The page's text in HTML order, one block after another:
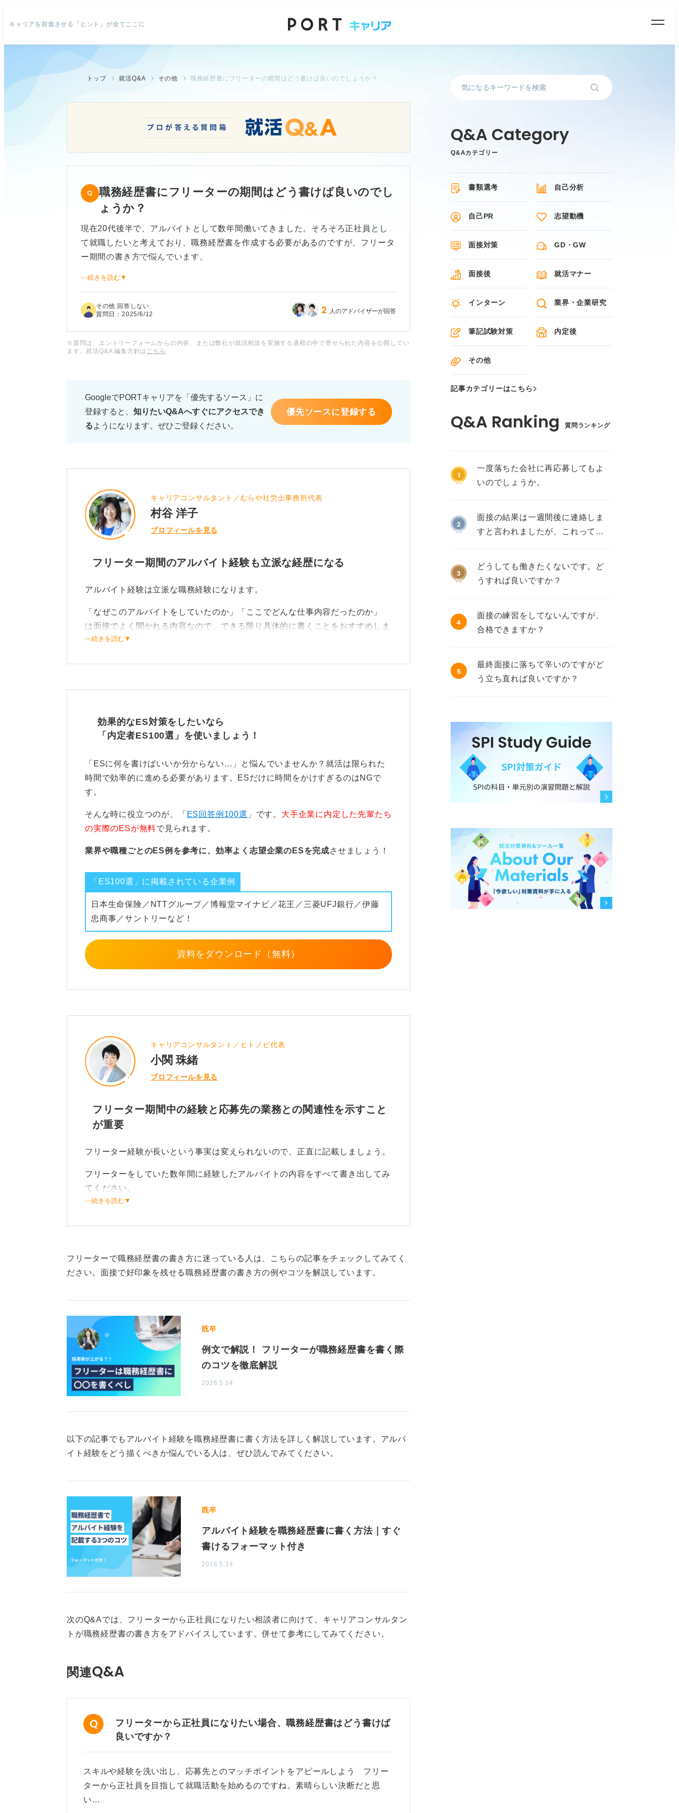
キャリアを前進させる「ヒント」が全てここに
トップ 就活Q&A その他 職務経歴書にフリーターの期間はどう書けば良いのでしょうか？
職務経歴書にフリーターの期間はどう書けば良いのでし
ょうか？
現在20代後半で、アルバイトとして数年間働いてきました。そろそろ正社員とし
て就職したいと考えており、職務経歴書を作成する必要があるのですが、フリータ
ー期間の書き方で悩んでいます。
ーター期間が長かった場合、その理由についても触れるべきか悩んでいます。
す。
⋯続きを読む▼
その他 回答しない
質問日：2025/6/12 2 人のアドバイザーが回答
※質問は、エントリーフォームからの内容、または弊社が就活相談を実施する過程の中で寄せられた内容を公開してい
ます。就活Q&A 編集方針は こちら
GoogleでPORTキャリアを「優先するソース」に
登録すると、 知りたいQ&Aへすぐにアクセスでき
るようになります。ぜひご登録ください。
優先ソースに登録する
キャリアコンサルタント／むらや社労士事務所代表
村谷 洋子
プロフィールを見る
フリーター期間のアルバイト経験も立派な経歴になる
アルバイト経験は立派な職務経験になります。
「なぜこのアルバイトをしていたのか」「ここでどんな仕事内容だったのか」
は面接でよく聞かれる内容なので、できる限り具体的に書くことをおすすめしま
す。
もしアルバイト経験が多すぎて書ききれない場合は、すべてを書く必要はありま
せて記載しましょう。
また、情報開示はできるだけしたほうが良いと私は思います。特に、何か成果を
上げた経験があれば積極的にアピールすべきです。
もし長く勤務していたアルバイトがあれば、それもアピールポイントになりま
す。たとえば、長く続けた理由として、以下のような理由に自分なりのエピソー
ドを交えて伝えられると好印象ですね。
・やりがいを感じていた
フリーターだったことを気にしすぎず、アルバイト経験を強みとしてしっかりア
ピールできるよう準備しましょう。
⋯続きを読む▼
効果的なES対策をしたいなら
「内定者ES100選」を使いましょう！
「ESに何を書けばいいか分からない…」と悩んでいませんか？就活は限られた
時間で効率的に進める必要があります。ESだけに時間をかけすぎるのはNGで
す。
そんな時に役立つのが、「 ES回答例100選 」です。 大手企業に内定した先輩たち
の実際のESが無料で見られます。
業界や職種ごとのES例を参考に、効率よく志望企業のESを完成させましょう！
「ES100選」に掲載されている企業例
日本生命保険／NTTグループ／博報堂マイナビ／花王／三菱UFJ銀行／伊藤
忠商事／サントリーなど！
資料をダウンロード（無料）
キャリアコンサルタント／ヒトノビ代表
小関 珠緒
プロフィールを見る
フリーター期間中の経験と応募先の業務との関連性を示すこと
が重要
フリーター経験が長いという事実は変えられないので、正直に記載しましょう。
フリーターをしていた数年間に経験したアルバイトの内容をすべて書き出してみ
てください。
多かったり、パソコン作業が多かったりなど、傾向や共通点が見えてくると思い
仮に、居酒屋、喫茶店、アパレルなど複数の接客業を経験していれば、「人と臆
せずコミュニケーションが取れる」という強みを持っている可能性が高いです。
質問者さん自身の経験を振り返り、どのような仕事内容が多かったか、何が得意
だったかを分析して自分の強みを見つけてみましょう。
これまでの経験から自分の隠れた強みを洗い出しアピールにつなげよ
う
ない、どのようなスキルが身に付いたかを書いていきましょう。
短いものは省略しても構いませんが、たとえば接客業で合計何年といった形でま
とめて記載することも可能です。
何気なく選んでいたアルバイトにも、実はあなたの強みが隠されている可能性が
あります。それを自己PRにつなげていきましょう。
0
⋯続きを読む▼
フリーターで職務経歴書の書き方に迷っている人は、こちらの記事をチェックしてみてく
ださい。面接で好印象を残せる職務経歴書の書き方の例やコツを解説しています。
既卒
例文で解説！ フリーターが職務経歴書を書く際
のコツを徹底解説
2026.5.14
以下の記事でもアルバイト経験を職務経歴書に書く方法を詳しく解説しています。アルバ
イト経験をどう描くべきか悩んでいる人は、ぜひ読んでみてください。
既卒
アルバイト経験を職務経歴書に書く方法｜すぐ
書けるフォーマット付き
2026.5.14
次のQ&Aでは、フリーターから正社員になりたい相談者に向けて、キャリアコンサルタン
トが職務経歴書の書き方をアドバイスしています。併せて参考にしてみてください。
関連Q&A
フリーターから正社員になりたい場合、職務経歴書はどう書けば
良いですか？
スキルや経験を洗い出し、応募先とのマッチポイントをアピールしよう フリー
ターから正社員を目指して就職活動を始めるのですね。素晴らしい決断だと思
い…
Q&Aカテゴリー
書類選考 自己分析
自己PR 志望動機
面接対策 GD・GW
面接後 就活マナー
インターン 業界・企業研究
筆記試験対策 内定後
その他
記事カテゴリーはこちら
質問ランキング
1
一度落ちた会社に再応募してもよ
いのでしょうか。
2
面接の結果は一週間後に連絡しま
すと言われましたが、これって不
3
どうしても働きたくないです。ど
うすれば良いですか？
4
面接の練習をしてないんですが、
合格できますか？
5
最終面接に落ちて辛いのですがど
う立ち直れば良いですか？